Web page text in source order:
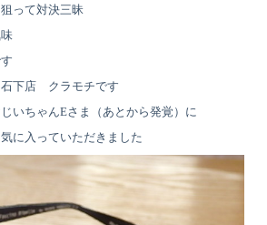
って対決三昧
下店 クラモチです
いちゃんEさま（あとから発覚）に
に入っていただきました